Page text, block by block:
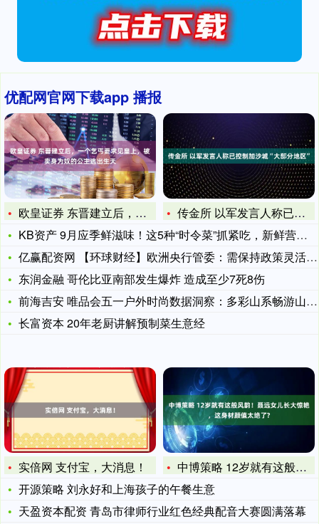
优配网官网下载app 播报
欧皇证券 东晋建立后，一个乞丐要求见皇上，被卖身为奴的公主逃
传金所 以军发言人称已控制加沙城“大部分地区”
KB资产 9月应季鲜滋味！这5种“时令菜”抓紧吃，新鲜营养更
亿赢配资网 【环球财经】欧洲央行管委：需保持政策灵活性 不确
东润金融 哥伦比亚南部发生爆炸 造成至少7死8伤
前海吉安 唯品会五一户外时尚数据洞察：多彩山系畅游山海，多元
长富资本 20年老厨讲解预制菜生意经
实倍网 支付宝，大消息！
中博策略 12岁就有这般风韵！聂远女儿长大惊艳，这身材颜值太
开源策略 刘永好和上海孩子的午餐生意
天盈资本配资 青岛市律师行业红色经典配音大赛圆满落幕